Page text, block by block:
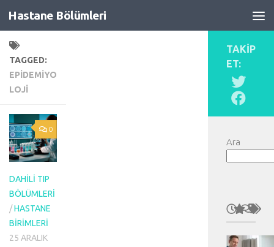
Skip to content
Hastane Bölümleri
TAGGED:
EPIDEMIYO
LOJI
0
DAHILI TIP
BÖLÜMLERI
/HASTANE
BIRIMLERI
25 ARALIK
TAKIP
ET:
Ara